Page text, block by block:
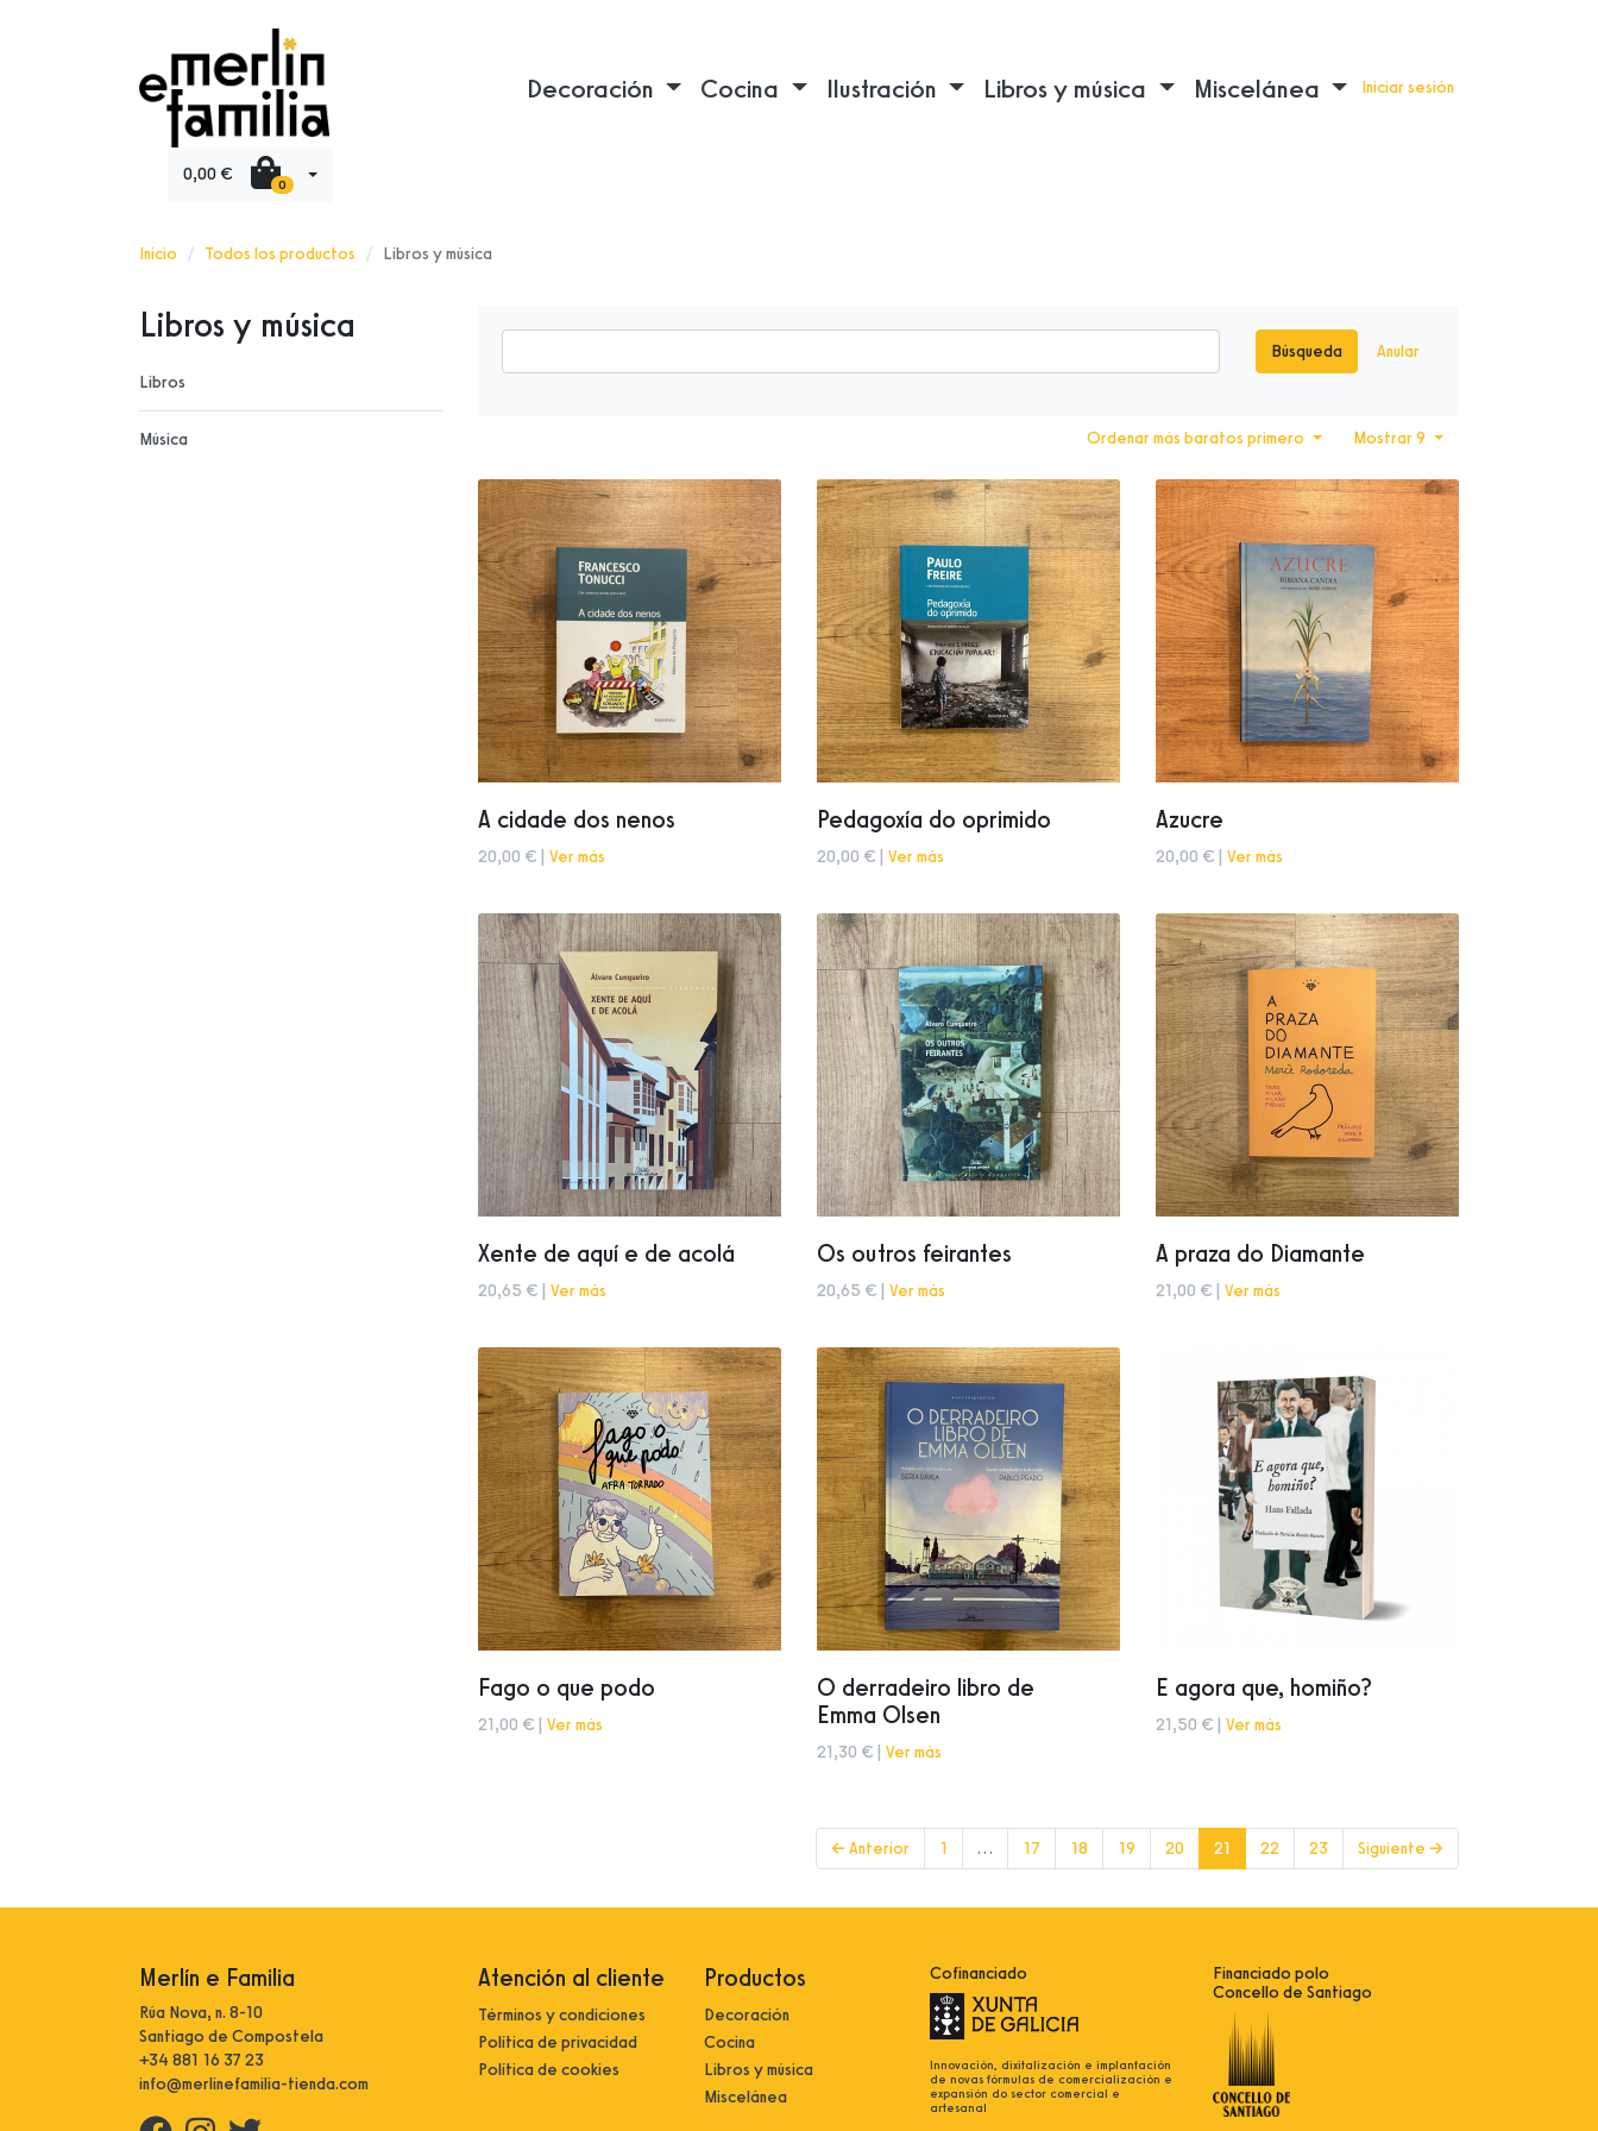
Decoración Cocina Ilustración Libros y música Miscelánea Iniciar sesión
0,00 € 0
Inicio Todos los productos Libros y música
Libros y música
Libros
Música
Búsqueda Anular
Mostrar 9
Ordenar más baratos primero
A cidade dos nenos
20,00 € | Ver más
Pedagoxía do oprimido
20,00 € | Ver más
Azucre
20,00 € | Ver más
Xente de aquí e de acolá
20,65 € | Ver más
Os outros feirantes
20,65 € | Ver más
A praza do Diamante
21,00 € | Ver más
Fago o que podo
21,00 € | Ver más
O derradeiro libro de
Emma Olsen
21,30 € | Ver más
E agora que, homiño?
21,50 € | Ver más
← Anterior 1 … 17 18 19 20 21 (current)
22 23 Siguiente →
Merlín e Familia
Rúa Nova, n. 8-10
Santiago de Compostela
+34 881 16 37 23
info@merlinefamilia-tienda.com
Atención al cliente
Términos y condiciones
Política de privacidad
Política de cookies
Productos
Decoración
Cocina
Libros y música
Miscelánea
Cofinanciado
Innovación, dixitalización e implantación
de novas fórmulas de comercialización e
expansión do sector comercial e
artesanal
Financiado polo
Concello de Santiago